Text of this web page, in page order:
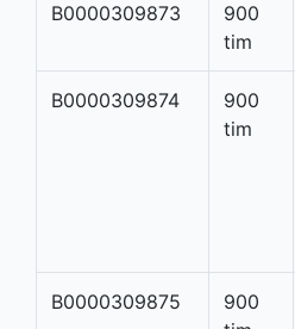
B0000309873
900
tim
B0000309874
900
tim
B0000309875
900